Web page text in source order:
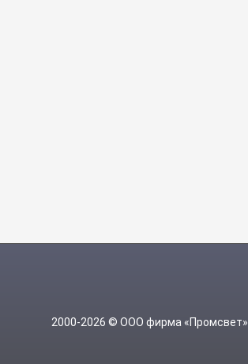
2000-2026 © ООО фирма «Промсвет»